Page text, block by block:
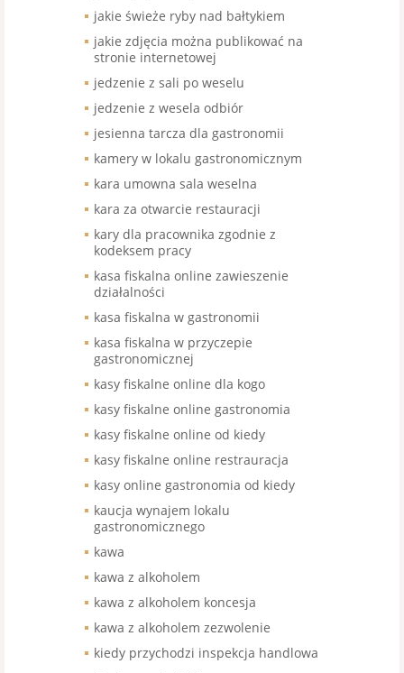
jakie świeże ryby nad bałtykiem
jakie zdjęcia można publikować na
stronie internetowej
jedzenie z sali po weselu
jedzenie z wesela odbiór
jesienna tarcza dla gastronomii
kamery w lokalu gastronomicznym
kara umowna sala weselna
kara za otwarcie restauracji
kary dla pracownika zgodnie z
kodeksem pracy
kasa fiskalna online zawieszenie
działalności
kasa fiskalna w gastronomii
kasa fiskalna w przyczepie
gastronomicznej
kasy fiskalne online dla kogo
kasy fiskalne online gastronomia
kasy fiskalne online od kiedy
kasy fiskalne online restrauracja
kasy online gastronomia od kiedy
kaucja wynajem lokalu
gastronomicznego
kawa
kawa z alkoholem
kawa z alkoholem koncesja
kawa z alkoholem zezwolenie
kiedy przychodzi inspekcja handlowa